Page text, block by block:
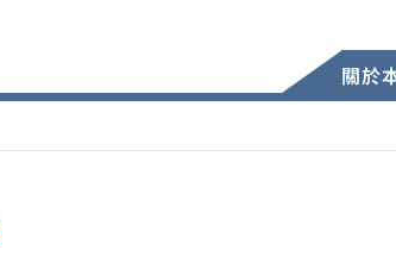
關於